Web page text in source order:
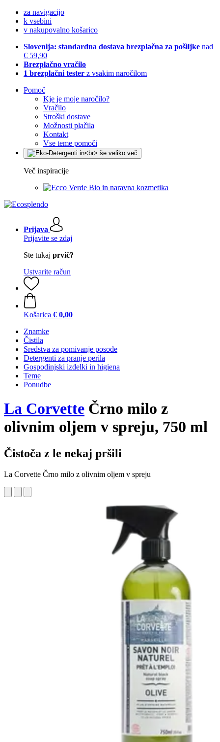
za navigacijo
k vsebini
v nakupovalno košarico
Slovenija: standardna dostava brezplačna za pošiljke nad
€ 59,90
Brezplačno vračilo
1 brezplačni tester z vsakim naročilom
Pomoč
Kje je moje naročilo?
Vračilo
Stroški dostave
Možnosti plačila
Kontakt
Vse teme pomoči
Več inspiracije
Bio in naravna kozmetika
Prijava
Prijavite se zdaj
Ste tukaj prvič?
Ustvarite račun
Košarica € 0,00
Znamke
Čistila
Sredstva za pomivanje posode
Detergenti za pranje perila
Gospodinjski izdelki in higiena
Teme
Ponudbe
La Corvette Črno milo z
olivnim oljem v spreju, 750 ml
Čistoča z le nekaj pršili
La Corvette Črno milo z olivnim oljem v spreju